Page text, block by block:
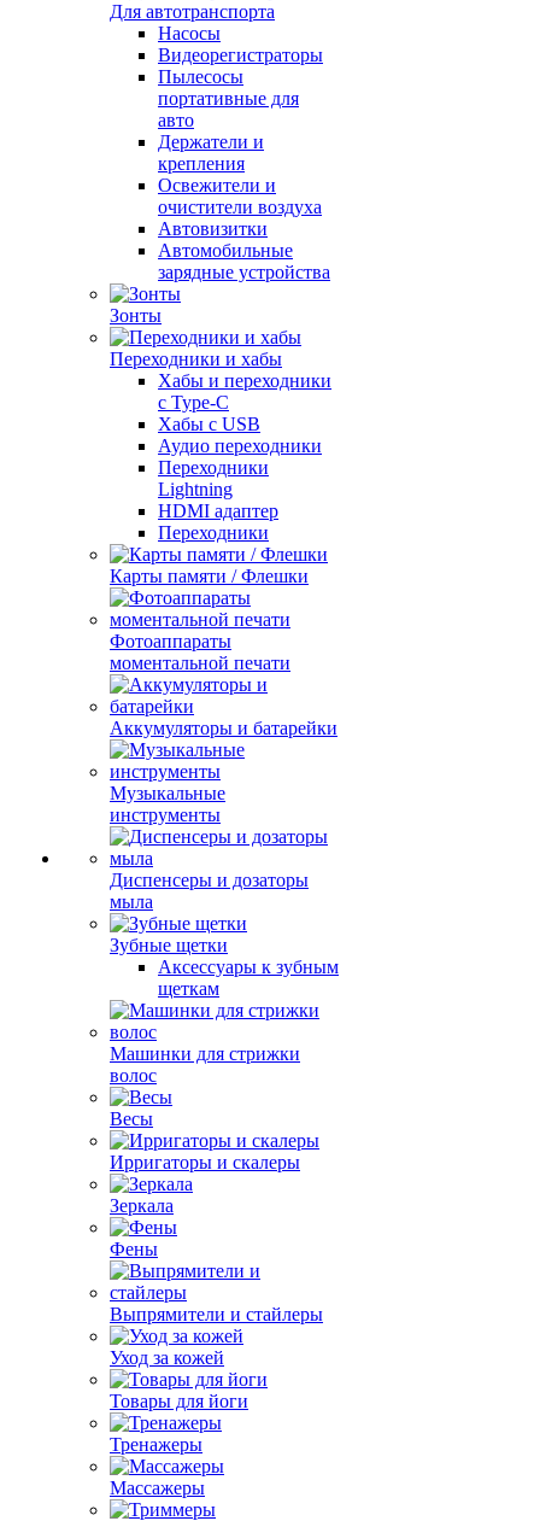
Для автотранспорта
Насосы
Видеорегистраторы
Пылесосы
портативные для
авто
Держатели и
крепления
Освежители и
очистители воздуха
Автовизитки
Автомобильные
зарядные устройства
Зонты
Переходники и хабы
Хабы и переходники
с Type-C
Хабы с USB
Аудио переходники
Переходники
Lightning
HDMI адаптер
Переходники
Карты памяти / Флешки
Фотоаппараты
моментальной печати
Аккумуляторы и батарейки
Музыкальные
инструменты
Диспенсеры и дозаторы
мыла
Зубные щетки
Аксессуары к зубным
щеткам
Машинки для стрижки
волос
Весы
Ирригаторы и скалеры
Зеркала
Фены
Выпрямители и стайлеры
Уход за кожей
Товары для йоги
Тренажеры
Массажеры